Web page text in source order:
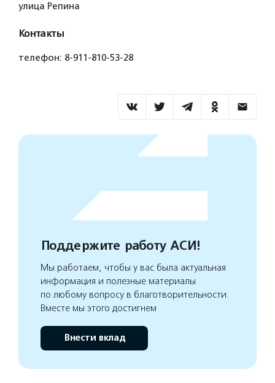
улица Репина
Контакты
телефон: 8-911-810-53-28
Поддержите работу АСИ!
Мы работаем, чтобы у вас была актуальная
информация и полезные материалы
по любому вопросу в благотворительности.
Вместе мы этого достигнем
Внести вклад